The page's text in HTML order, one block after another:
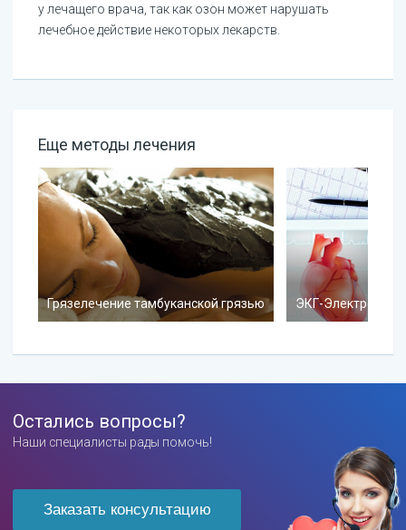
у лечащего врача, так как озон может нарушать
лечебное действие некоторых лекарств.
Еще методы лечения
Грязелечение тамбуканской грязью ЭКГ-
Остались вопросы?
Наши специалисты рады помочь!
Заказать консультацию